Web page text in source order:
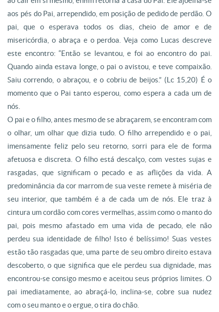
aos pés do Pai, arrependido, em posição de pedido de perdão. O
pai, que o esperava todos os dias, cheio de amor e de
misericórdia, o abraça e o perdoa. Veja como Lucas descreve
este encontro: “Então se levantou, e foi ao encontro do pai.
Quando ainda estava longe, o pai o avistou, e teve compaixão.
Saiu correndo, o abraçou, e o cobriu de beijos.” (Lc 15,20) É o
momento que o Pai tanto esperou, como espera a cada um de
nós.
O pai e o filho, antes mesmo de se abraçarem, se encontram com
o olhar, um olhar que dizia tudo. O filho arrependido e o pai,
imensamente feliz pelo seu retorno, sorri para ele de forma
afetuosa e discreta. O filho está descalço, com vestes sujas e
rasgadas, que significam o pecado e as aflições da vida. A
predominância da cor marrom de sua veste remete à miséria de
seu interior, que também é a de cada um de nós. Ele traz à
cintura um cordão com cores vermelhas, assim como o manto do
pai, pois mesmo afastado em uma vida de pecado, ele não
perdeu sua identidade de filho! Isto é belíssimo! Suas vestes
estão tão rasgadas que, uma parte de seu ombro direito estava
descoberto, o que significa que ele perdeu sua dignidade, mas
encontrou-se consigo mesmo e aceitou seus próprios limites. O
pai imediatamente, ao abraçá-lo, inclina-se, cobre sua nudez
com o seu manto e o ergue, o tira do chão.